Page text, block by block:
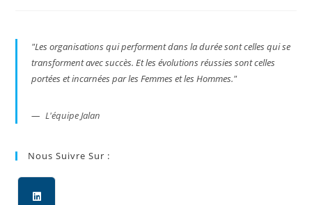
"Les organisations qui performent dans la durée sont celles qui se
transforment avec succès. Et les évolutions réussies sont celles
portées et incarnées par les Femmes et les Hommes."
L'équipe Jalan
Nous Suivre Sur :